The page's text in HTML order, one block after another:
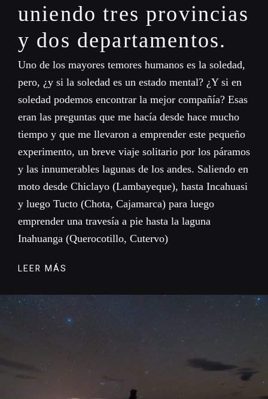
uniendo tres provincias
y dos departamentos.
Uno de los mayores temores humanos es la soledad,
pero, ¿y si la soledad es un estado mental? ¿Y si en
soledad podemos encontrar la mejor compañía? Esas
eran las preguntas que me hacía desde hace mucho
tiempo y que me llevaron a emprender este pequeño
experimento, un breve viaje solitario por los páramos
y las innumerables lagunas de los andes. Saliendo en
moto desde Chiclayo (Lambayeque), hasta Incahuasi
y luego Tucto (Chota, Cajamarca) para luego
emprender una travesía a pie hasta la laguna
Inahuanga (Querocotillo, Cutervo)
LEER MÁS